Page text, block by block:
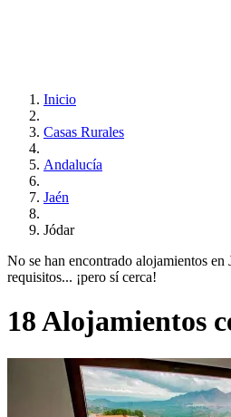
Inicio
Casas Rurales
Andalucía
Jaén
Jódar
No se han encontrado alojamientos en
requisitos... ¡pero sí cerca!
18 Alojamientos